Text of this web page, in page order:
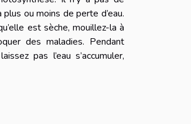
ou moins de perte d’eau.
est sèche, mouillez-la à
des maladies. Pendant
pas l’eau s’accumuler,